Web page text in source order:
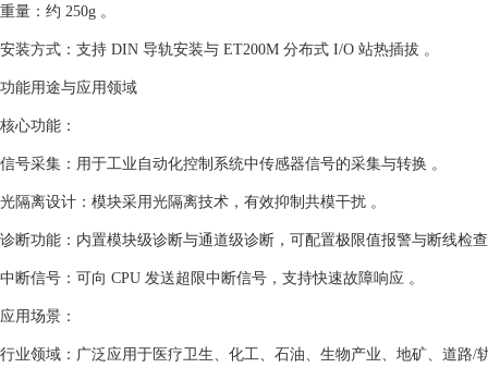
‌重量‌：约 250g 。‌
‌安装方式‌：支持 DIN 导轨安装与 ET200M 分布式 I/O 站热插拔 。‌
功能用途与应用领域
‌核心功能‌：
‌信号采集‌：用于工业自动化控制系统中传感器信号的采集与转换 。‌
‌光隔离设计‌：模块采用光隔离技术，有效抑制共模干扰 。‌
诊断功能‌：内置模块级诊断与通道级诊断，可配置极限值报警与断线检
‌中断信号‌：可向 CPU 发送超限中断信号，支持快速故障响应 。‌
‌应用场景‌：
行业领域‌：广泛应用于医疗卫生、化工、石油、生物产业、地矿、道路/